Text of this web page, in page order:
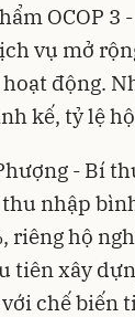
OCOP
vụ mở
động.
kế, tỷ lệ
- Bí
nhập
riêng hộ
tiên xây
với chế